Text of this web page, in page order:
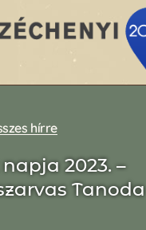
hírre
2023. –
Tanoda